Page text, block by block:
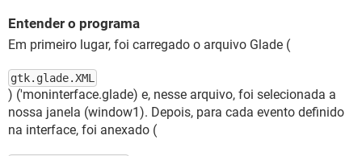
Entender o programa
Em primeiro lugar, foi carregado o arquivo Glade (
gtk.glade.XML
) ('moninterface.glade) e, nesse arquivo, foi selecionada a
nossa janela (window1). Depois, para cada evento definido
na interface, foi anexado (